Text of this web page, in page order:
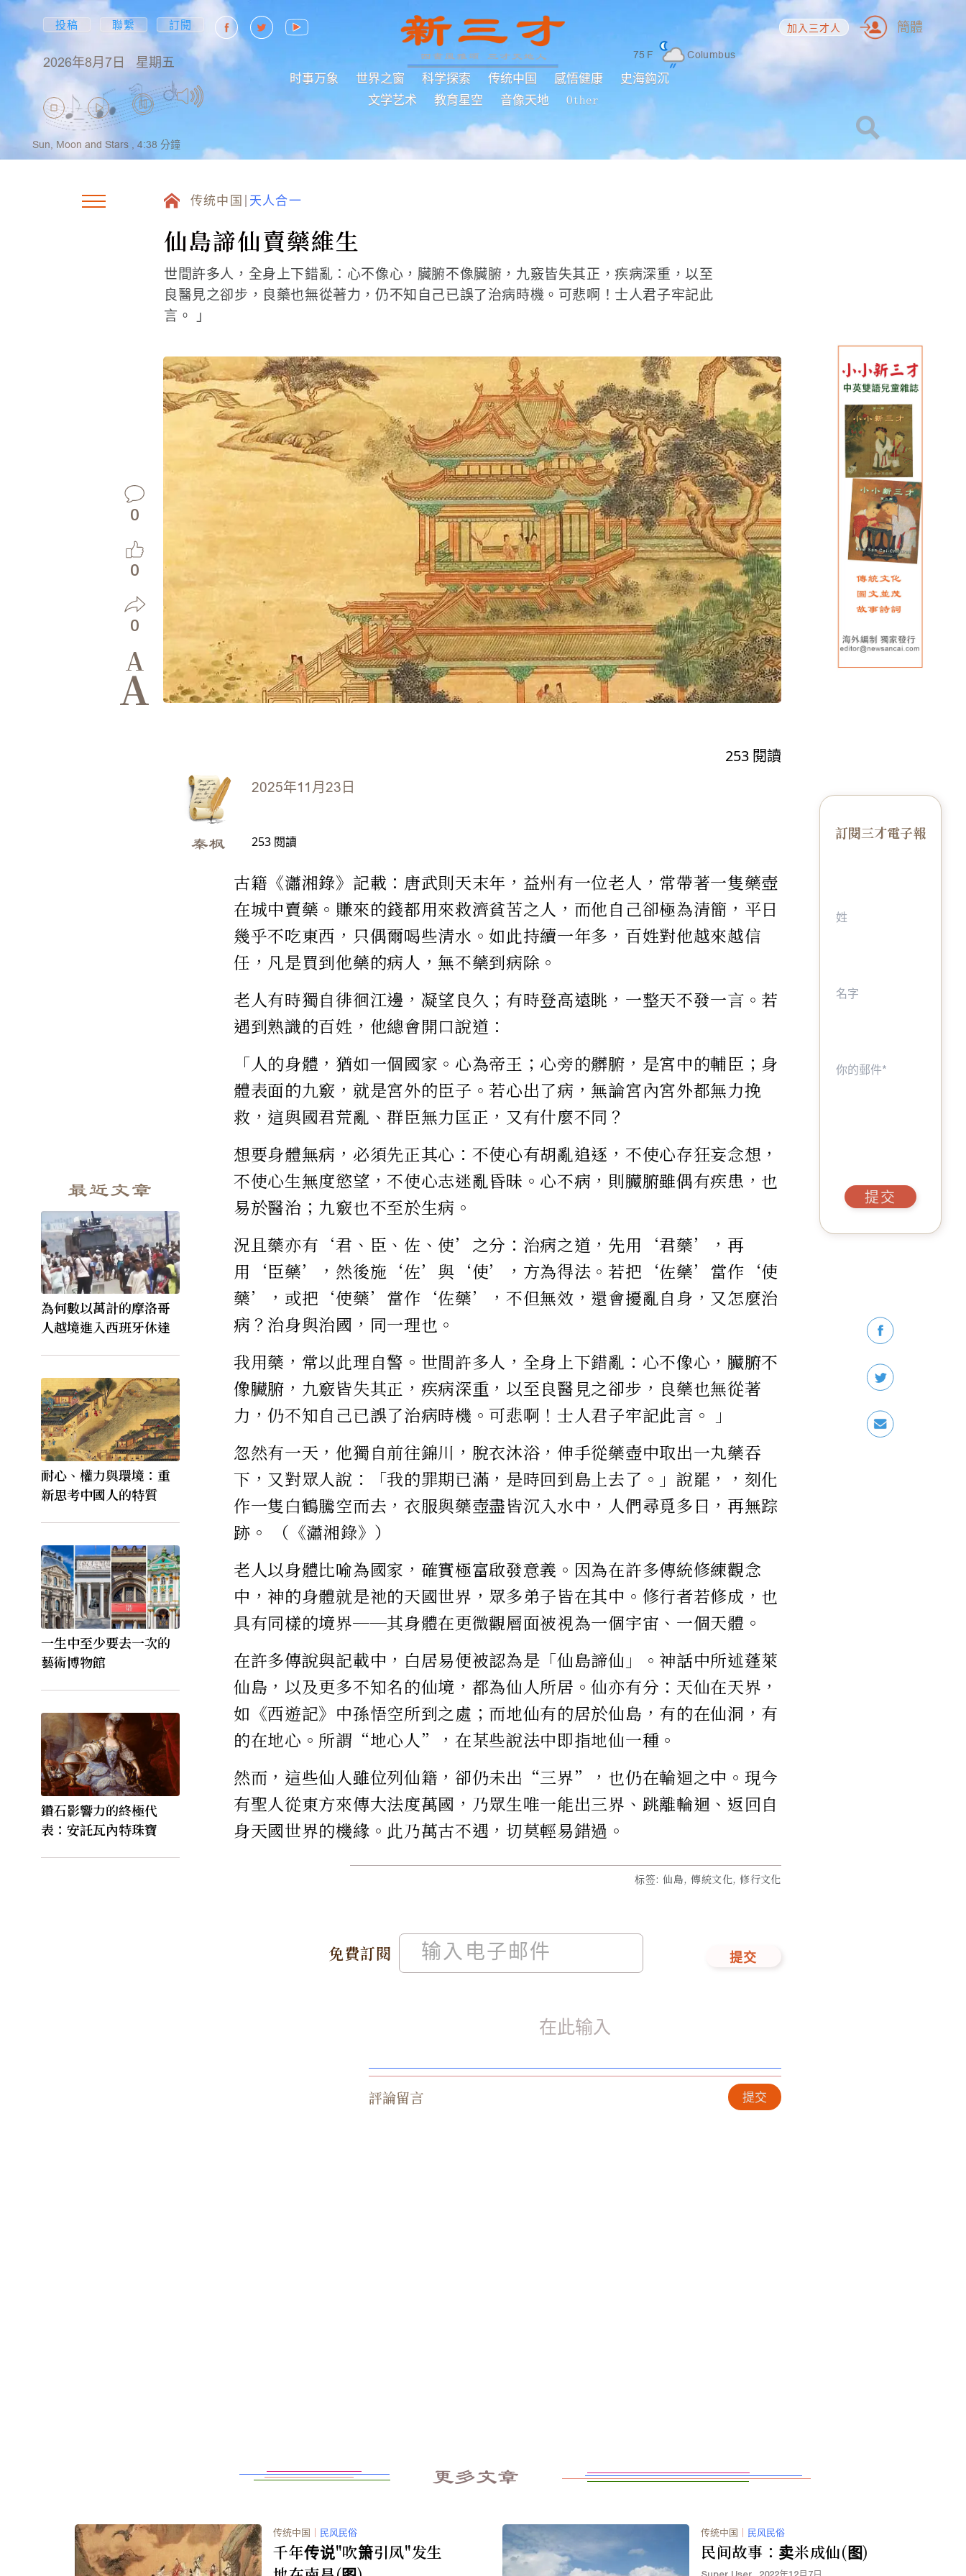
投稿 聯繫 訂閱
2026年8月7日 星期五 75 F Columbus
时事万象 世界之窗 科学探索 传统中国 感悟健康
史海鈎沉
文学艺术
教育星空 音像天地 Other
加入三才人 簡體
Sun, Moon and Stars , 4:38 分鐘
传统中国 天人合一
仙島諦仙賣藥維生
世間許多人，全身上下錯亂：心不像心，臟腑不像臟腑，九竅皆失其正，疾病深重，以至
良醫見之卻步，良藥也無從著力，仍不知自己已誤了治病時機。可悲啊！士人君子牢記此
言。 」
0
0
0
A
A
253 閱讀
最近文章
為何數以萬計的摩洛哥
人越境進入西班牙休達
耐心、權力與環境：重
新思考中國人的特質
一生中至少要去一次的
藝術博物館
鑽石影響力的終極代
表：安託瓦內特珠寶
2025年11月23日
秦枫 253 閱讀
古籍《瀟湘錄》記載：唐武則天末年，益州有一位老人，常帶著一隻藥壺
在城中賣藥。賺來的錢都用來救濟貧苦之人，而他自己卻極為清簡，平日
幾乎不吃東西，只偶爾喝些清水。如此持續一年多，百姓對他越來越信
任，凡是買到他藥的病人，無不藥到病除。
老人有時獨自徘徊江邊，凝望良久；有時登高遠眺，一整天不發一言。若
遇到熟識的百姓，他總會開口說道：
「人的身體，猶如一個國家。心為帝王；心旁的髒腑，是宮中的輔臣；身
體表面的九竅，就是宮外的臣子。若心出了病，無論宮內宮外都無力挽
救，這與國君荒亂、群臣無力匡正，又有什麼不同？
想要身體無病，必須先正其心：不使心有胡亂追逐，不使心存狂妄念想，
不使心生無度慾望，不使心志迷亂昏昧。心不病，則臟腑雖偶有疾患，也
易於醫治；九竅也不至於生病。
況且藥亦有‘君、臣、佐、使’之分：治病之道，先用‘君藥’，再
用‘臣藥’，然後施‘佐’與‘使’，方為得法。若把‘佐藥’當作‘使
藥’，或把‘使藥’當作‘佐藥’，不但無效，還會擾亂自身，又怎麼治
病？治身與治國，同一理也。
我用藥，常以此理自警。世間許多人，全身上下錯亂：心不像心，臟腑不
像臟腑，九竅皆失其正，疾病深重，以至良醫見之卻步，良藥也無從著
力，仍不知自己已誤了治病時機。可悲啊！士人君子牢記此言。 」
忽然有一天，他獨自前往錦川，脫衣沐浴，伸手從藥壺中取出一丸藥吞
下，又對眾人說：「我的罪期已滿，是時回到島上去了。」說罷，，刻化
作一隻白鶴騰空而去，衣服與藥壺盡皆沉入水中，人們尋覓多日，再無踪
跡。 （《瀟湘錄》）
老人以身體比喻為國家，確實極富啟發意義。因為在許多傳統修練觀念
中，神的身體就是祂的天國世界，眾多弟子皆在其中。修行者若修成，也
具有同樣的境界──其身體在更微觀層面被視為一個宇宙、一個天體。
在許多傳說與記載中，白居易便被認為是「仙島諦仙」。神話中所述蓬萊
仙島，以及更多不知名的仙境，都為仙人所居。仙亦有分：天仙在天界，
如《西遊記》中孫悟空所到之處；而地仙有的居於仙島，有的在仙洞，有
的在地心。所謂“地心人”，在某些說法中即指地仙一種。
然而，這些仙人雖位列仙籍，卻仍未出“三界”，也仍在輪迴之中。現今
有聖人從東方來傳大法度萬國，乃眾生唯一能出三界、跳離輪迴、返回自
身天國世界的機緣。此乃萬古不遇，切莫輕易錯過。
免費訂閱 提交
标签: 仙島, 傳統文化, 修行文化
評論留言 提交
訂閱三才電子報
提交
更多文章
传统中国 ｜ 民风民俗
千年传说"吹箫引凤"发生
传统中国 ｜ 民风民俗
民间故事：卖米成仙(图)